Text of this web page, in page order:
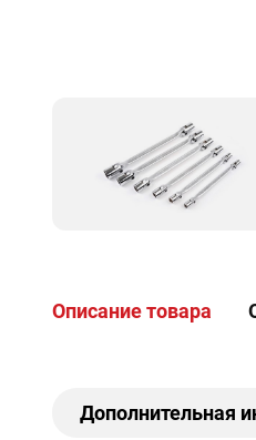
Описание товара
Дополнительная